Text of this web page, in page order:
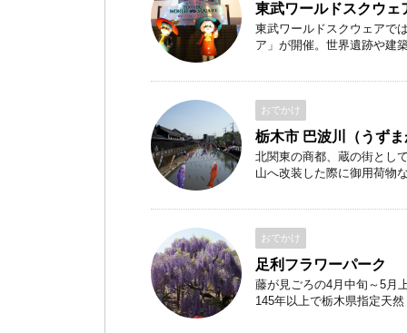
東武ワールドスクウェ
東武ワールドスクウェアで
ア」が開催。世界遺跡や建
おでかけ
栃木市 巴波川（うず
北関東の商都、蔵の街とし
山へ改装した際に御用荷物
おでかけ
足利フラワーパーク
藤が見ごろの4月中旬～5月
145年以上で栃木県指定天